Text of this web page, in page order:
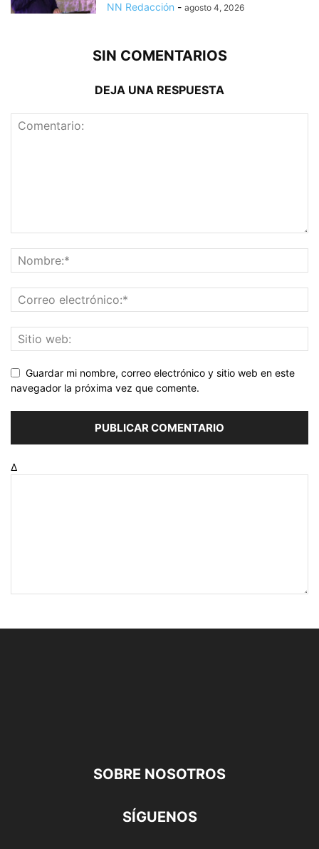
NN Redacción - agosto 4, 2026
SIN COMENTARIOS
DEJA UNA RESPUESTA
Guardar mi nombre, correo electrónico y sitio web en este
navegador la próxima vez que comente.
Δ
SOBRE NOSOTROS
SÍGUENOS